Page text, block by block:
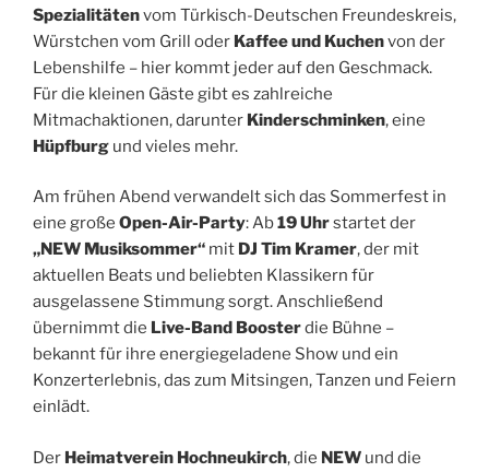
Spezialitätenvom Türkisch-Deutschen Freundeskreis,
Würstchen vom Grill oder Kaffee und Kuchenvon der
Lebenshilfe – hier kommt jeder auf den Geschmack.
Für die kleinen Gäste gibt es zahlreiche
Mitmachaktionen, darunter Kinderschminken, eine
Hüpfburg und vieles mehr.
Am frühen Abend verwandelt sich das Sommerfest in
eine große Open-Air-Party: Ab19 Uhrstartet der
„NEW Musiksommer“ mit DJ Tim Kramer, der mit
aktuellen Beats und beliebten Klassikern für
ausgelassene Stimmung sorgt. Anschließend
übernimmt die Live-Band Boosterdie Bühne –
bekannt für ihre energiegeladene Show und ein
Konzerterlebnis, das zum Mitsingen, Tanzen und Feiern
einlädt.
Der Heimatverein Hochneukirch, die NEW und die